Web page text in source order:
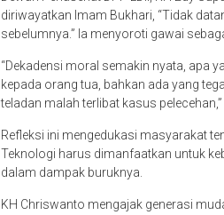
diriwayatkan Imam Bukhari, “Tidak
sebelumnya.” Ia menyoroti gawai
“Dekadensi moral semakin nyata, apa
kepada orang tua, bahkan ada yang
teladan malah terlibat kasus pelecehan,”
Refleksi ini mengedukasi masyarakat
Teknologi harus dimanfaatkan untuk
dalam dampak buruknya.
KH Chriswanto mengajak generasi